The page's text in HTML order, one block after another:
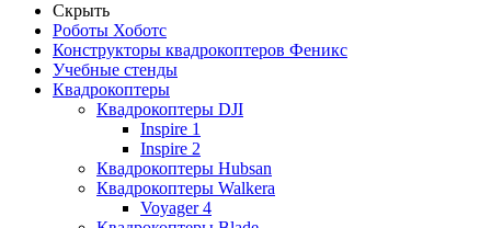
Скрыть
Роботы Хоботс
Конструкторы квадрокоптеров Феникс
Учебные стенды
Квадрокоптеры
Квадрокоптеры DJI
Inspire 1
Inspire 2
Квадрокоптеры Hubsan
Квадрокоптеры Walkera
Voyager 4